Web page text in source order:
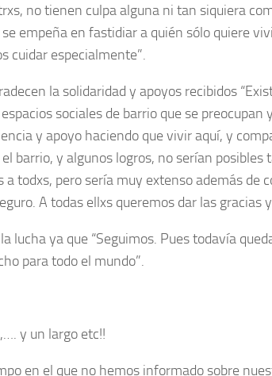
no tienen culpa alguna ni tan siquiera
empeña en fastidiar a quién sólo quiere
cuidar especialmente”.
la solidaridad y apoyos recibidos
sociales de barrio que se preocupan
y apoyo haciendo que vivir aquí, y
barrio, y algunos logros, no serían posibles
todxs, pero sería muy extenso además de
A todas ellxs queremos dar las gracias
lucha ya que “Seguimos. Pues todavía
para todo el mundo”.
y un largo etc!!
en el que no hemos informado sobre